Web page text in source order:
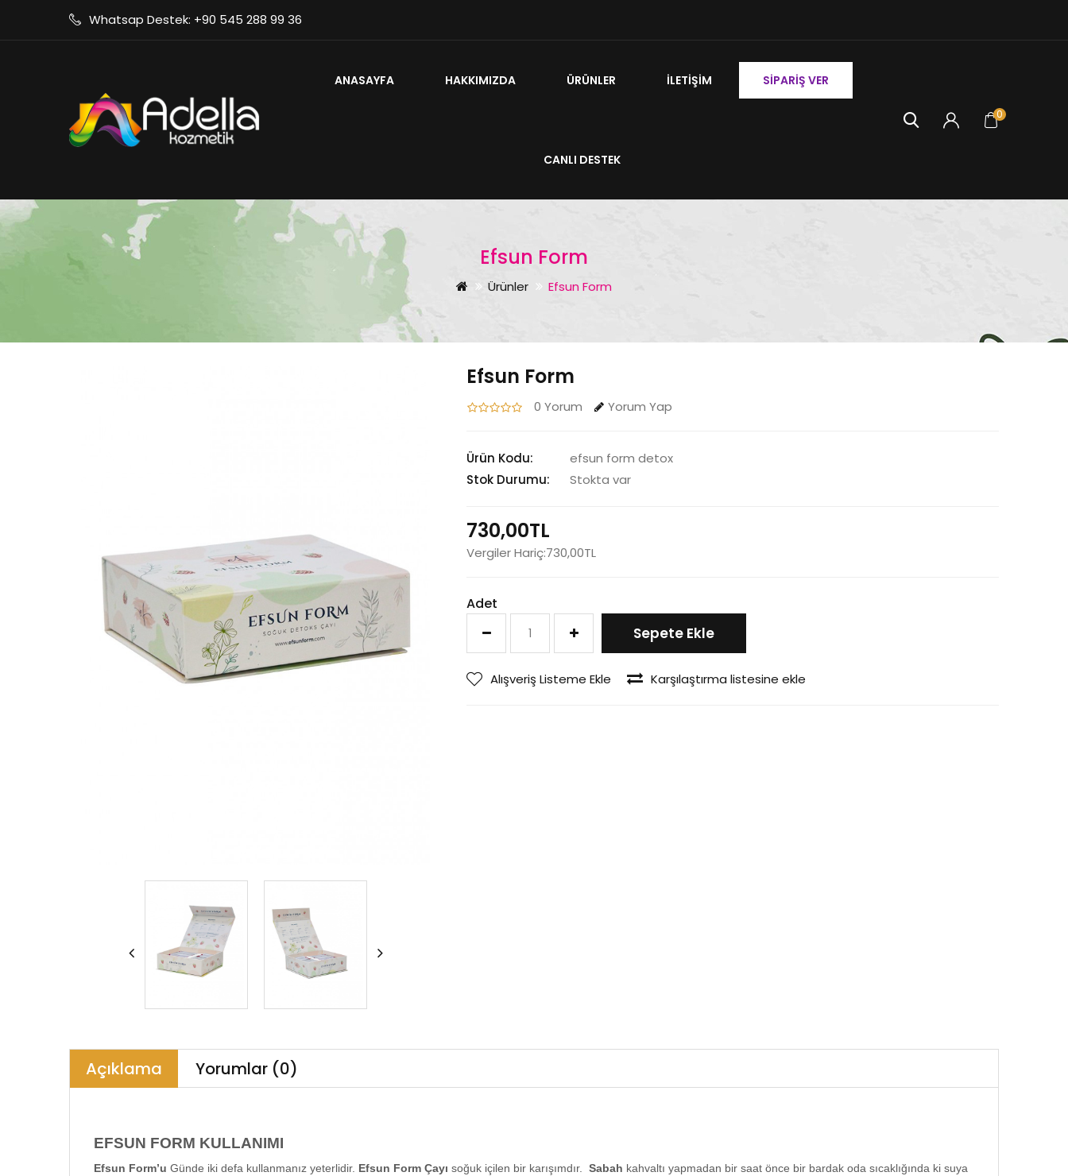
Whatsap Destek: +90 545 288 99 36
ANASAYFA HAKKIMIZDA ÜRÜNLER İLETIŞIM SIPARIŞ VER
CANLI DESTEK
0
Efsun Form
Ürünler Efsun Form
Efsun Form
0 Yorum Yorum Yap
Ürün Kodu:
efsun form detox
Stok Durumu:
Stokta var
730,00TL
Vergiler Hariç:730,00TL
Adet
Sepete Ekle
Alışveriş Listeme Ekle Karşılaştırma listesine ekle
Açıklama Yorumlar (0)
EFSUN FORM KULLANIMI
Efsun Form’u Günde iki defa kullanmanız yeterlidir. Efsun Form Çayı soğuk içilen bir karışımdır. Sabah kahvaltı yapmadan bir saat önce bir bardak oda sıcaklığında ki suya